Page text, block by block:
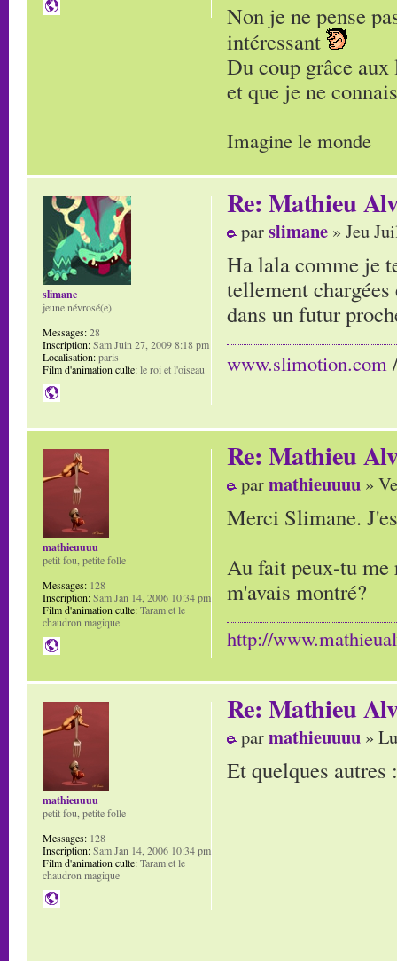
Non je ne pense
intéressant
Du coup grâce
et que je ne
Imagine le monde
Re: Mathieu
parslimane » Jeu
Ha lala comme je
tellement
dans un futur
www.slimotion.com
slimane
jeune névrosé(e)
Messages:28
Inscription:Sam Juin 27, 2009 8:18 pm
Localisation:paris
Film d'animation culte:le roi et l'oiseau
Re: Mathieu
parmathieuuuu »
Merci Slimane.
Au fait peux-tu me
m'avais montré?
http://
mathieuuuu
petit fou, petite folle
Messages: 128
Inscription:Sam Jan 14, 2006 10:34 pm
Film d'animation culte:Taram et le
chaudron magique
Re: Mathieu
parmathieuuuu »
Et quelques autres :
mathieuuuu
petit fou, petite folle
Messages: 128
Inscription:Sam Jan 14, 2006 10:34 pm
Film d'animation culte:Taram et le
chaudron magique